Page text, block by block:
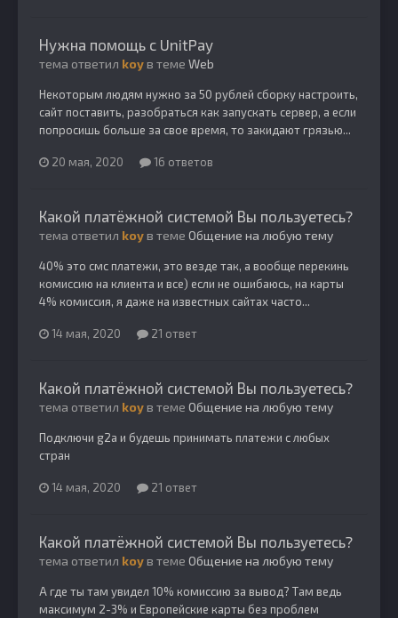
Нужна помощь с UnitPay
тема ответил koyв теме Web
Некоторым людям нужно за 50 рублей сборку настроить,
сайт поставить, разобраться как запускать сервер, а если
попросишь больше за свое время, то закидают грязью...
20 мая, 2020 16 ответов
Какой платёжной системой Вы пользуетесь?
тема ответил koyв теме Общение на любую тему
40% это смс платежи, это везде так, а вообще перекинь
комиссию на клиента и все) если не ошибаюсь, на карты
4% комиссия, я даже на известных сайтах часто...
14 мая, 2020 21 ответ
Какой платёжной системой Вы пользуетесь?
тема ответил koyв теме Общение на любую тему
Подключи g2a и будешь принимать платежи с любых
стран
14 мая, 2020 21 ответ
Какой платёжной системой Вы пользуетесь?
тема ответил koyв теме Общение на любую тему
А где ты там увидел 10% комиссию за вывод? Там ведь
максимум 2-3% и Европейские карты без проблем